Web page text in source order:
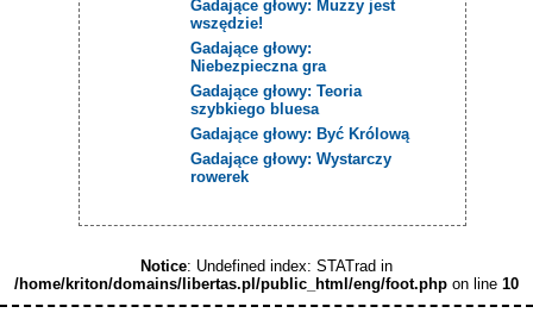
Gadające głowy: Muzzy jest
wszędzie!
Gadające głowy:
Niebezpieczna gra
Gadające głowy: Teoria
szybkiego bluesa
Gadające głowy: Być Królową
Gadające głowy: Wystarczy
rowerek
Notice: Undefined index: STATrad in
/home/kriton/domains/libertas.pl/public_html/eng/foot.php on line 10